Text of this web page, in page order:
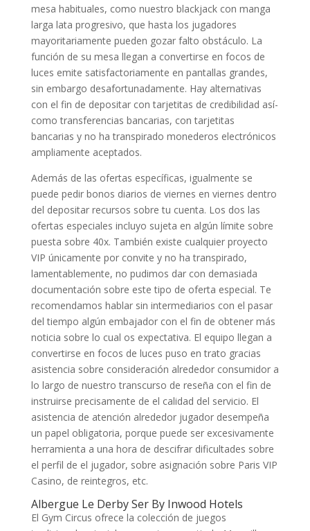
mesa habituales, como nuestro blackjack con manga
larga lata progresivo, que hasta los jugadores
mayoritariamente pueden gozar falto obstáculo. La
función de su mesa llegan a convertirse en focos de
luces emite satisfactoriamente en pantallas grandes,
sin embargo desafortunadamente. Hay alternativas
con el fin de depositar con tarjetitas de credibilidad así­
como transferencias bancarias, con tarjetitas
bancarias y no ha transpirado monederos electrónicos
ampliamente aceptados.
Además de las ofertas específicas, igualmente se
puede pedir bonos diarios de viernes en viernes dentro
del depositar recursos sobre tu cuenta. Los dos las
ofertas especiales incluyo sujeta en algún límite sobre
puesta sobre 40x. También existe cualquier proyecto
VIP únicamente por convite y no ha transpirado,
lamentablemente, no pudimos dar con demasiada
documentación sobre este tipo de oferta especial. Te
recomendamos hablar sin intermediarios con el pasar
del tiempo algún embajador con el fin de obtener más
noticia sobre lo cual os expectativa. El equipo llegan a
convertirse en focos de luces puso en trato gracias
asistencia sobre consideración alrededor consumidor a
lo largo de nuestro transcurso de reseña con el fin de
instruirse precisamente de el calidad del servicio. El
asistencia de atención alrededor jugador desempeña
un papel obligatoria, porque puede ser excesivamente
herramienta a una hora de descifrar dificultades sobre
el perfil de el jugador, sobre asignación sobre Paris VIP
Casino, de reintegros, etc.
Albergue Le Derby Ser By Inwood Hotels
El Gym Circus ofrece la colección de juegos